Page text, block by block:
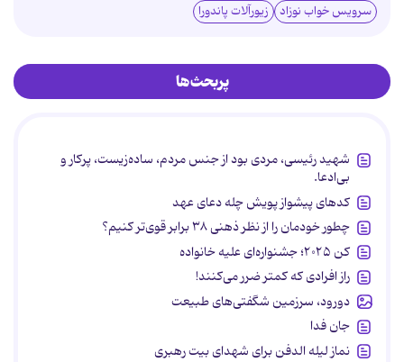
سرویس خواب نوزاد زیورآلات پاندورا
پربحث‌ها
شهید رئیسی، مردی بود از جنس مردم، ساده‌زیست، پرکار و
بی‌ادعا.
کدهای پیشواز پویش چله دعای عهد
چطور خودمان را از نظر ذهنی ۳۸ برابر قوی‌تر کنیم؟
کن ۲۰۲۵؛ جشنواره‌ای علیه خانواده
راز افرادی که کمتر ضرر می‌کنند!
دورود، سرزمین شگفتی‌های طبیعت
جان فدا
نماز لیله الدفن برای شهدای بیت رهبری